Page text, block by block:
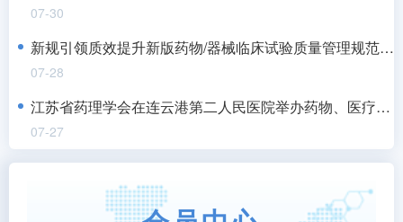
07-30
新规引领质效提升新版药物/器械临床试验质量管理规范与伦理审查能力提升培训班在宁成功举办
07-28
江苏省药理学会在连云港第二人民医院举办药物、医疗器械临床试验质量管理规范及伦理审查培训班
07-27